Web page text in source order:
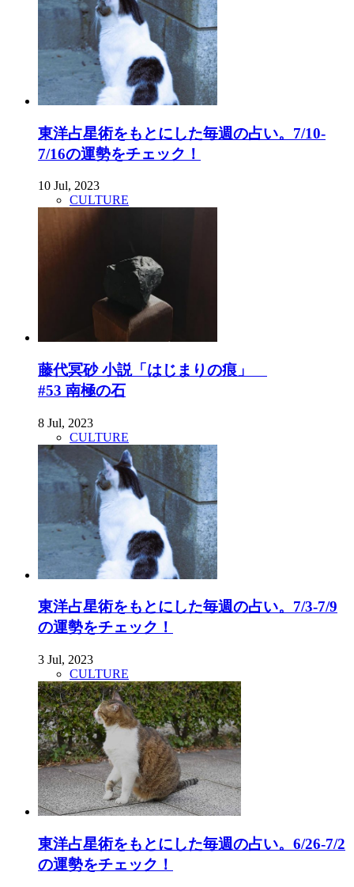
東洋占星術をもとにした毎週の占い。7/10-
7/16の運勢をチェック！
10 Jul, 2023
CULTURE
藤代冥砂 小説「はじまりの痕」
#53 南極の石
8 Jul, 2023
CULTURE
東洋占星術をもとにした毎週の占い。7/3-7/9
の運勢をチェック！
3 Jul, 2023
CULTURE
東洋占星術をもとにした毎週の占い。6/26-7/2
の運勢をチェック！